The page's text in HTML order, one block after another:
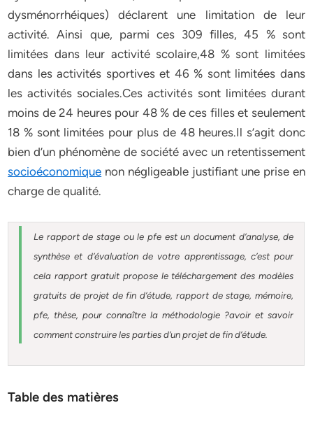
dysménorrhéiques) déclarent une limitation de leur
activité. Ainsi que, parmi ces 309 filles, 45 % sont
limitées dans leur activité scolaire,48 % sont limitées
dans les activités sportives et 46 % sont limitées dans
les activités sociales.Ces activités sont limitées durant
moins de 24 heures pour 48 % de ces filles et seulement
18 % sont limitées pour plus de 48 heures.Il s’agit donc
bien d’un phénomène de société avec un retentissement
socioéconomique non négligeable justifiant une prise en
charge de qualité.
Le rapport de stage ou le pfe est un document d’analyse, de
synthèse et d’évaluation de votre apprentissage, c’est pour
cela rapport gratuit propose le téléchargement des modèles
gratuits de projet de fin d’étude, rapport de stage, mémoire,
pfe, thèse, pour connaître la méthodologie ?avoir et savoir
comment construire les parties d’un projet de fin d’étude
Table des matières